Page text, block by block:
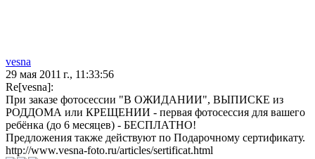
vesna
29 мая 2011 г., 11:33:56
Re[vesna]:
При заказе фотосессии "В ОЖИДАНИИ", ВЫПИСКЕ из
РОДДОМА или КРЕЩЕНИИ - первая фотосессия для вашего
ребёнка (до 6 месяцев) - БЕСПЛАТНО!
Предложения также действуют по Подарочному сертификату.
http://www.vesna-foto.ru/articles/sertificat.html